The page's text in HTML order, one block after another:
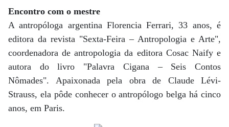
Encontro com o mestre
A antropóloga argentina Florencia Ferrari, 33 anos, é
editora da revista "Sexta-Feira – Antropologia e Arte",
coordenadora de antropologia da editora Cosac Naify e
autora do livro "Palavra Cigana – Seis Contos
Nômades". Apaixonada pela obra de Claude Lévi-
Strauss, ela pôde conhecer o antropólogo belga há cinco
anos, em Paris.